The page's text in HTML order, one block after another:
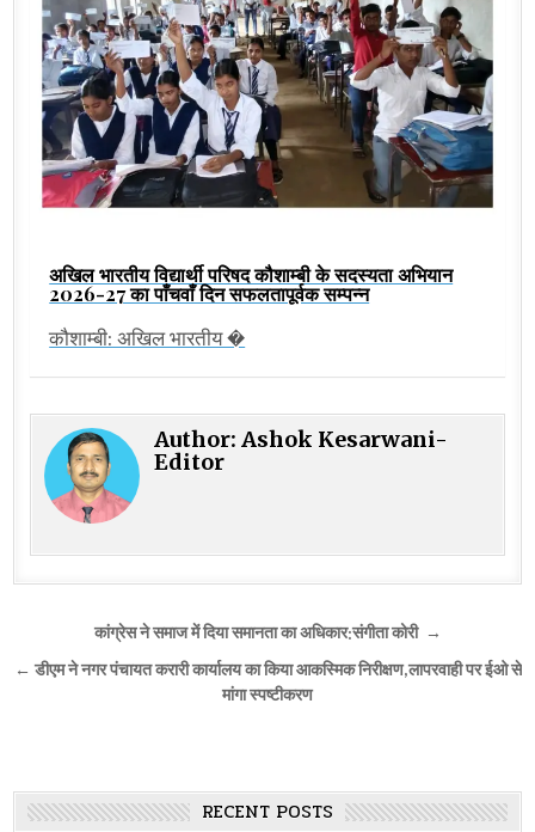
अखिल भारतीय विद्यार्थी परिषद कौशाम्बी के सदस्यता अभियान
2026-27 का पाँचवाँ दिन सफलतापूर्वक सम्पन्न
कौशाम्बी: अखिल भारतीय �
Author:Ashok Kesarwani-
Editor
navigation
कांग्रेस ने समाज में दिया समानता का अधिकार:संगीता कोरी →
← डीएम ने नगर पंचायत करारी कार्यालय का किया आकस्मिक निरीक्षण,लापरवाही पर ईओ से
मांगा स्पष्टीकरण
RECENT POSTS